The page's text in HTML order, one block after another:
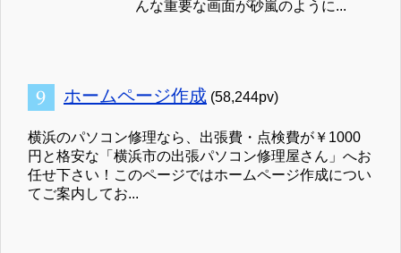
んな重要な画面が砂嵐のように...
ホームページ作成 (58,244pv)
横浜のパソコン修理なら、出張費・点検費が￥1000
円と格安な「横浜市の出張パソコン修理屋さん」へお
任せ下さい！このページではホームページ作成につい
てご案内してお...